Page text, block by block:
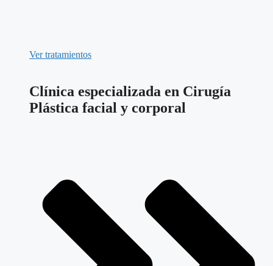
Ver tratamientos
Clínica especializada en Cirugía
Plástica facial y corporal